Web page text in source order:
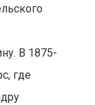
В 1875-
где